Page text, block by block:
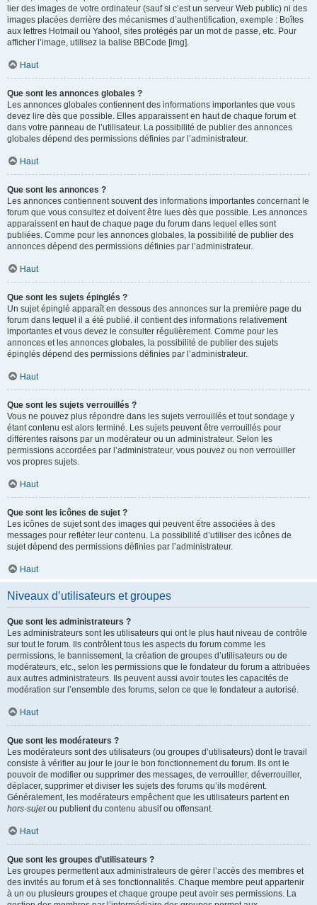
lier des images de votre ordinateur (sauf si c’est un serveur Web public) ni des
images placées derrière des mécanismes d’authentification, exemple : Boîtes
aux lettres Hotmail ou Yahoo!, sites protégés par un mot de passe, etc. Pour
afficher l’image, utilisez la balise BBCode [img].
Haut
Que sont les annonces globales ?
Les annonces globales contiennent des informations importantes que vous
devez lire dès que possible. Elles apparaissent en haut de chaque forum et
dans votre panneau de l’utilisateur. La possibilité de publier des annonces
globales dépend des permissions définies par l’administrateur.
Haut
Que sont les annonces ?
Les annonces contiennent souvent des informations importantes concernant le
forum que vous consultez et doivent être lues dès que possible. Les annonces
apparaissent en haut de chaque page du forum dans lequel elles sont
publiées. Comme pour les annonces globales, la possibilité de publier des
annonces dépend des permissions définies par l’administrateur.
Haut
Que sont les sujets épinglés ?
Un sujet épinglé apparaît en dessous des annonces sur la première page du
forum dans lequel il a été publié. il contient des informations relativement
importantes et vous devez le consulter régulièrement. Comme pour les
annonces et les annonces globales, la possibilité de publier des sujets
épinglés dépend des permissions définies par l’administrateur.
Haut
Que sont les sujets verrouillés ?
Vous ne pouvez plus répondre dans les sujets verrouillés et tout sondage y
étant contenu est alors terminé. Les sujets peuvent être verrouillés pour
différentes raisons par un modérateur ou un administrateur. Selon les
permissions accordées par l’administrateur, vous pouvez ou non verrouiller
vos propres sujets.
Haut
Que sont les icônes de sujet ?
Les icônes de sujet sont des images qui peuvent être associées à des
messages pour refléter leur contenu. La possibilité d’utiliser des icônes de
sujet dépend des permissions définies par l’administrateur.
Haut
Niveaux d’utilisateurs et groupes
Que sont les administrateurs ?
Les administrateurs sont les utilisateurs qui ont le plus haut niveau de contrôle
sur tout le forum. Ils contrôlent tous les aspects du forum comme les
permissions, le bannissement, la création de groupes d’utilisateurs ou de
modérateurs, etc., selon les permissions que le fondateur du forum a attribuées
aux autres administrateurs. Ils peuvent aussi avoir toutes les capacités de
modération sur l’ensemble des forums, selon ce que le fondateur a autorisé.
Haut
Que sont les modérateurs ?
Les modérateurs sont des utilisateurs (ou groupes d’utilisateurs) dont le travail
consiste à vérifier au jour le jour le bon fonctionnement du forum. Ils ont le
pouvoir de modifier ou supprimer des messages, de verrouiller, déverrouiller,
déplacer, supprimer et diviser les sujets des forums qu’ils modèrent.
Généralement, les modérateurs empêchent que les utilisateurs partent en
hors-sujetou publient du contenu abusif ou offensant.
Haut
Que sont les groupes d’utilisateurs ?
Les groupes permettent aux administrateurs de gérer l’accès des membres et
des invités au forum et à ses fonctionnalités. Chaque membre peut appartenir
à un ou plusieurs groupes et chaque groupe peut avoir ses permissions. La